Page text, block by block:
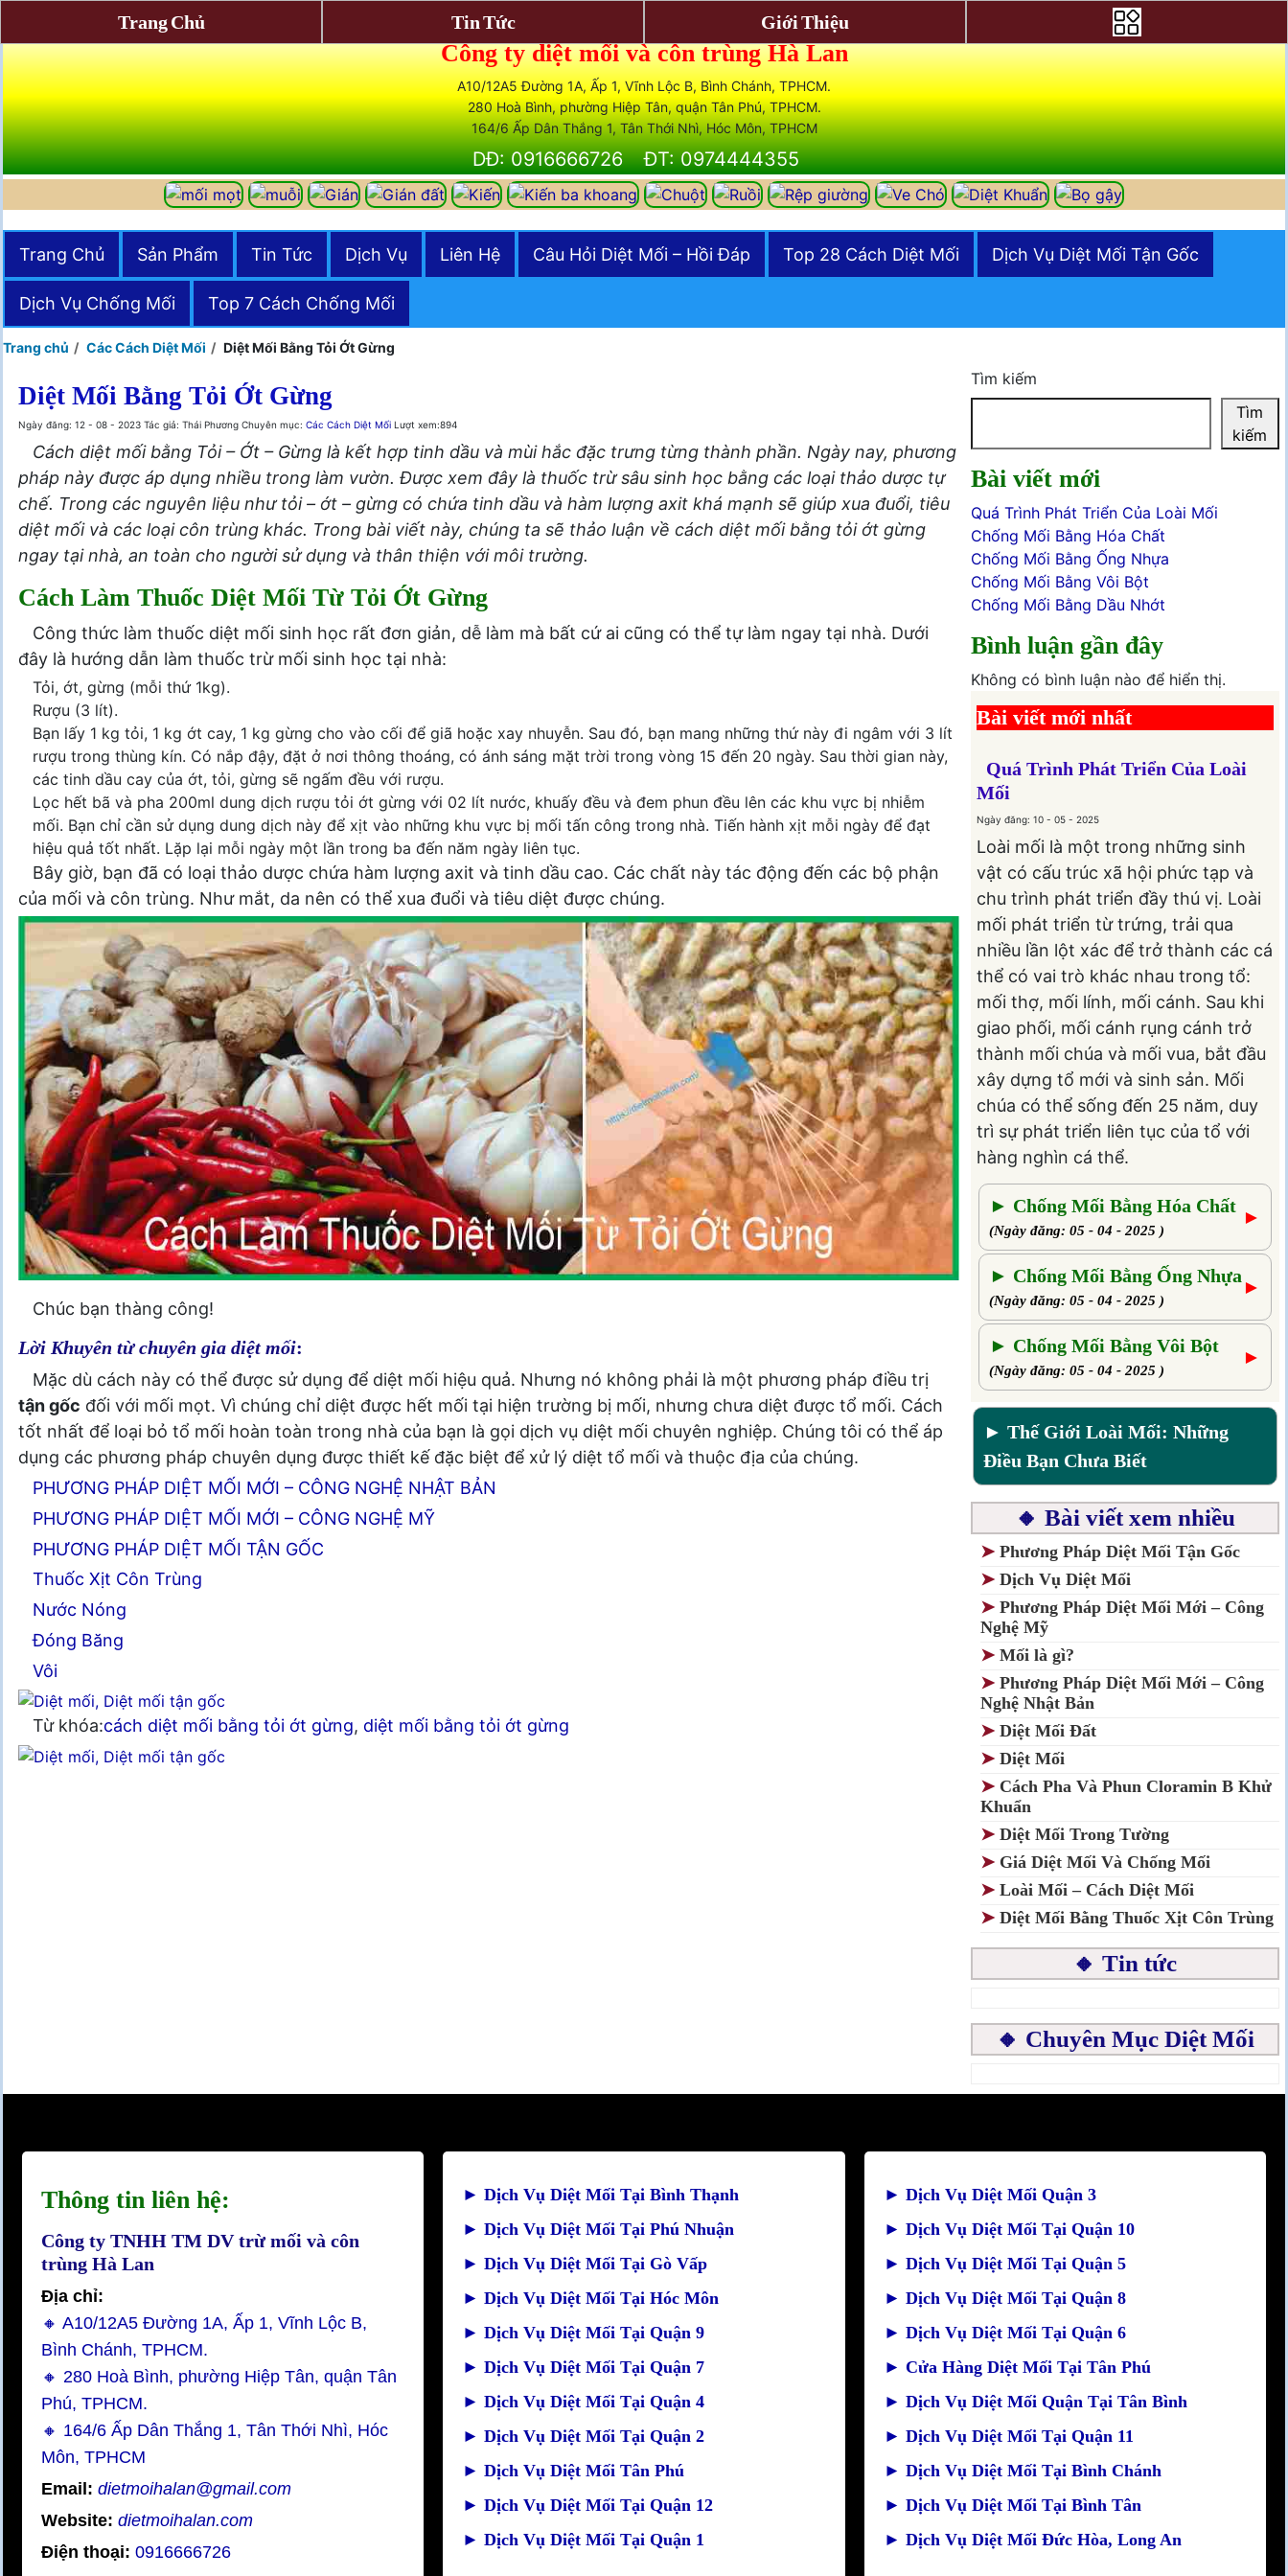
Công ty diệt mối và côn trùng Hà Lan
A10/12A5 Đường 1A, Ấp 1, Vĩnh Lộc B, Bình Chánh, TPHCM.
280 Hoà Bình, phường Hiệp Tân, quận Tân Phú, TPHCM.
164/6 Ấp Dân Thắng 1, Tân Thới Nhì, Hóc Môn, TPHCM
DĐ: 0916666726 ĐT: 0974444355
Trang Chủ Sản Phẩm Tin Tức Dịch Vụ Liên Hệ Câu Hỏi Diệt Mối – Hồi Đáp Top 28 Cách Diệt Mối Dịch Vụ Diệt Mối Tận Gốc
Dịch Vụ Chống Mối Top 7 Cách Chống Mối
Trang chủ Các Cách Diệt Mối Diệt Mối Bằng Tỏi Ớt Gừng
Diệt Mối Bằng Tỏi Ớt Gừng
Ngày đăng: 12 - 08 - 2023 Tác giả: Thái Phương Chuyên mục: Các Cách Diệt Mối Lượt xem:894
Cách diệt mối bằng Tỏi – Ớt – Gừng là kết hợp tinh dầu và mùi hắc đặc trưng từng thành phần. Ngày nay, phương
pháp này được áp dụng nhiều trong làm vườn. Được xem đây là thuốc trừ sâu sinh học bằng các loại thảo dược tự
chế. Trong các nguyên liệu như tỏi – ớt – gừng có chứa tinh dầu và hàm lượng axit khá mạnh sẽ giúp xua đuổi, tiêu
diệt mối và các loại côn trùng khác. Trong bài viết này, chúng ta sẽ thảo luận về cách diệt mối bằng tỏi ớt gừng
ngay tại nhà, an toàn cho người sử dụng và thân thiện với môi trường.
Cách Làm Thuốc Diệt Mối Từ Tỏi Ớt Gừng
Công thức làm thuốc diệt mối sinh học rất đơn giản, dễ làm mà bất cứ ai cũng có thể tự làm ngay tại nhà. Dưới
đây là hướng dẫn làm thuốc trừ mối sinh học tại nhà:
Tỏi, ớt, gừng (mỗi thứ 1kg).
Rượu (3 lít).
Bạn lấy 1 kg tỏi, 1 kg ớt cay, 1 kg gừng cho vào cối để giã hoặc xay nhuyễn. Sau đó, bạn mang những thứ này đi ngâm với 3 lít
rượu trong thùng kín. Có nắp đậy, đặt ở nơi thông thoáng, có ánh sáng mặt trời trong vòng 15 đến 20 ngày. Sau thời gian này,
các tinh dầu cay của ớt, tỏi, gừng sẽ ngấm đều với rượu.
Lọc hết bã và pha 200ml dung dịch rượu tỏi ớt gừng với 02 lít nước, khuấy đều và đem phun đều lên các khu vực bị nhiễm
mối. Bạn chỉ cần sử dụng dung dịch này để xịt vào những khu vực bị mối tấn công trong nhà. Tiến hành xịt mỗi ngày để đạt
hiệu quả tốt nhất. Lặp lại mỗi ngày một lần trong ba đến năm ngày liên tục.
Bây giờ, bạn đã có loại thảo dược chứa hàm lượng axit và tinh dầu cao. Các chất này tác động đến các bộ phận
của mối và côn trùng. Như mắt, da nên có thể xua đuổi và tiêu diệt được chúng.
Chúc bạn thàng công!
Lời Khuyên từ chuyên gia diệt mối:
Mặc dù cách này có thể được sử dụng để diệt mối hiệu quả. Nhưng nó không phải là một phương pháp điều trị
tận gốc đối với mối mọt. Vì chúng chỉ diệt được hết mối tại hiện trường bị mối, nhưng chưa diệt được tổ mối. Cách
tốt nhất để loại bỏ tổ mối hoàn toàn trong nhà của bạn là gọi dịch vụ diệt mối chuyên nghiệp. Chúng tôi có thể áp
dụng các phương pháp chuyên dụng được thiết kế đặc biệt để xử lý diệt tổ mối và thuộc địa của chúng.
PHƯƠNG PHÁP DIỆT MỐI MỚI – CÔNG NGHỆ NHẬT BẢN
PHƯƠNG PHÁP DIỆT MỐI MỚI – CÔNG NGHỆ MỸ
PHƯƠNG PHÁP DIỆT MỐI TẬN GỐC
Thuốc Xịt Côn Trùng
Nước Nóng
Đóng Băng
Vôi
Từ khóa:cách diệt mối bằng tỏi ớt gừng, diệt mối bằng tỏi ớt gừng
Tìm kiếm
Tìm
kiếm
Bài viết mới
Quá Trình Phát Triển Của Loài Mối
Chống Mối Bằng Hóa Chất
Chống Mối Bằng Ống Nhựa
Chống Mối Bằng Vôi Bột
Chống Mối Bằng Dầu Nhớt
Bình luận gần đây
Không có bình luận nào để hiển thị.
Bài viết mới nhất
Quá Trình Phát Triển Của Loài
Mối
Ngày đăng: 10 - 05 - 2025
Loài mối là một trong những sinh
vật có cấu trúc xã hội phức tạp và
chu trình phát triển đầy thú vị. Loài
mối phát triển từ trứng, trải qua
nhiều lần lột xác để trở thành các cá
thể có vai trò khác nhau trong tổ:
mối thợ, mối lính, mối cánh. Sau khi
giao phối, mối cánh rụng cánh trở
thành mối chúa và mối vua, bắt đầu
xây dựng tổ mới và sinh sản. Mối
chúa có thể sống đến 25 năm, duy
trì sự phát triển liên tục của tổ với
hàng nghìn cá thể.
► Chống Mối Bằng Hóa Chất
(Ngày đăng: 05 - 04 - 2025 )
►
► Chống Mối Bằng Ống Nhựa
(Ngày đăng: 05 - 04 - 2025 )
►
► Chống Mối Bằng Vôi Bột
(Ngày đăng: 05 - 04 - 2025 )
►
► Thế Giới Loài Mối: Những
Điều Bạn Chưa Biết
🔸 Bài viết xem nhiều
➤ Phương Pháp Diệt Mối Tận Gốc
➤ Dịch Vụ Diệt Mối
➤ Phương Pháp Diệt Mối Mới – Công
Nghệ Mỹ
➤ Mối là gì?
➤ Phương Pháp Diệt Mối Mới – Công
Nghệ Nhật Bản
➤ Diệt Mối Đất
➤ Diệt Mối
➤ Cách Pha Và Phun Cloramin B Khử
Khuẩn
➤ Diệt Mối Trong Tường
➤ Giá Diệt Mối Và Chống Mối
➤ Loài Mối – Cách Diệt Mối
➤ Diệt Mối Bằng Thuốc Xịt Côn Trùng
🔸 Tin tức
🔸 Chuyên Mục Diệt Mối
Thông tin liên hệ:
Công ty TNHH TM DV trừ mối và côn
trùng Hà Lan
Địa chỉ:
🔸 A10/12A5 Đường 1A, Ấp 1, Vĩnh Lộc B,
Bình Chánh, TPHCM.
🔸 280 Hoà Bình, phường Hiệp Tân, quận Tân
Phú, TPHCM.
🔸 164/6 Ấp Dân Thắng 1, Tân Thới Nhì, Hóc
Môn, TPHCM
Email: dietmoihalan@gmail.com
Website: dietmoihalan.com
Điện thoại: 0916666726
►Dịch Vụ Diệt Mối Tại Bình Thạnh
►Dịch Vụ Diệt Mối Tại Phú Nhuận
►Dịch Vụ Diệt Mối Tại Gò Vấp
►Dịch Vụ Diệt Mối Tại Hóc Môn
►Dịch Vụ Diệt Mối Tại Quận 9
►Dịch Vụ Diệt Mối Tại Quận 7
►Dịch Vụ Diệt Mối Tại Quận 4
►Dịch Vụ Diệt Mối Tại Quận 2
►Dịch Vụ Diệt Mối Tân Phú
►Dịch Vụ Diệt Mối Tại Quận 12
►Dịch Vụ Diệt Mối Tại Quận 1
► Dịch Vụ Diệt Mối Quận 3
► Dịch Vụ Diệt Mối Tại Quận 10
► Dịch Vụ Diệt Mối Tại Quận 5
► Dịch Vụ Diệt Mối Tại Quận 8
► Dịch Vụ Diệt Mối Tại Quận 6
► Cửa Hàng Diệt Mối Tại Tân Phú
► Dịch Vụ Diệt Mối Quận Tại Tân Bình
► Dịch Vụ Diệt Mối Tại Quận 11
► Dịch Vụ Diệt Mối Tại Bình Chánh
► Dịch Vụ Diệt Mối Tại Bình Tân
► Dịch Vụ Diệt Mối Đức Hòa, Long An
Trang Chủ Tin Tức Giới Thiệu